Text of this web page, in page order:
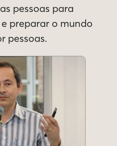
pessoas para
preparar o mundo
pessoas.